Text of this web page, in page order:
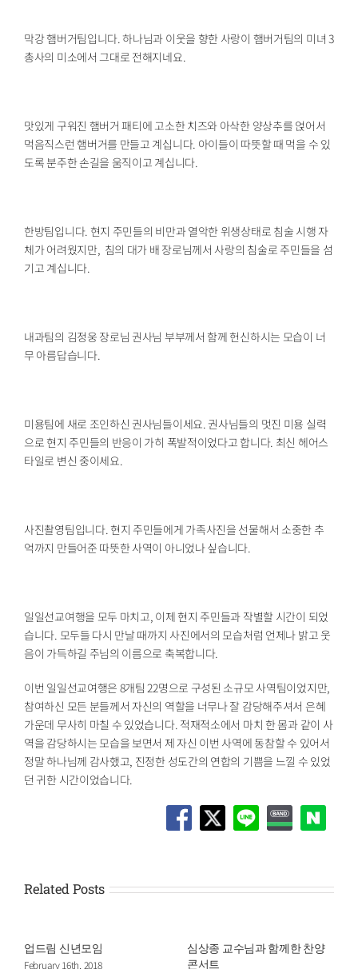
막강 햄버거팀입니다. 하나님과 이웃을 향한 사랑이 햄버거팀의 미녀 3
총사의 미소에서 그대로 전해지네요.
맛있게 구워진 햄버거 패티에 고소한 치즈와 아삭한 양상추를 얹어서
먹음직스런 햄버거를 만들고 계십니다. 아이들이 따뜻할 때 먹을 수 있
도록 분주한 손길을 움직이고 계십니다.
한방팀입니다. 현지 주민들의 비만과 열악한 위생상태로 침술 시행 자
체가 어려웠지만, 침의 대가 배 장로님께서 사랑의 침술로 주민들을 섬
기고 계십니다.
내과팀의 김정웅 장로님 권사님 부부께서 함께 헌신하시는 모습이 너
무 아름답습니다.
미용팀에 새로 조인하신 권사님들이세요. 권사님들의 멋진 미용 실력
으로 현지 주민들의 반응이 가히 폭발적이었다고 합니다. 최신 헤어스
타일로 변신 중이세요.
사진촬영팀입니다. 현지 주민들에게 가족사진을 선물해서 소중한 추
억까지 만들어준 따뜻한 사역이 아니었나 싶습니다.
일일선교여행을 모두 마치고, 이제 현지 주민들과 작별할 시간이 되었
습니다. 모두들 다시 만날 때까지 사진에서의 모습처럼 언제나 밝고 웃
음이 가득하길 주님의 이름으로 축복합니다.
이번 일일선교여행은 8개팀 22명으로 구성된 소규모 사역팀이었지만,
참여하신 모든 분들께서 자신의 역할을 너무나 잘 감당해주셔서 은혜
가운데 무사히 마칠 수 있었습니다. 적재적소에서 마치 한 몸과 같이 사
역을 감당하시는 모습을 보면서 제 자신 이번 사역에 동참할 수 있어서
정말 하나님께 감사했고, 진정한 성도간의 연합의 기쁨을 느낄 수 있었
던 귀한 시간이었습니다.
Related Posts
업드림 신년모임
February 16th, 2018
심상종 교수님과 함께한 찬양
콘서트